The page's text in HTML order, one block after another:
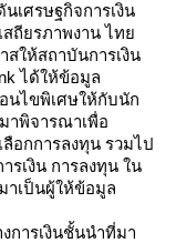
เศรษฐกิจการเงิน
สถียรภาพงาน ไท
ให้สถาบันการเงิน
ได้ให้ข้อมูล
นไขพิเศษให้กับนัก
าพิจารณาเพื่อ
อกการลงทุน รวมไป
รเงิน การลงทุน ใน
าเป็นผู้ให้ข้อมูล
การเงินชั้นนำที่มา